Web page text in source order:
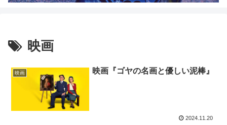
映画
映画 映画『ゴヤの名画と優しい泥棒』
2024.11.20